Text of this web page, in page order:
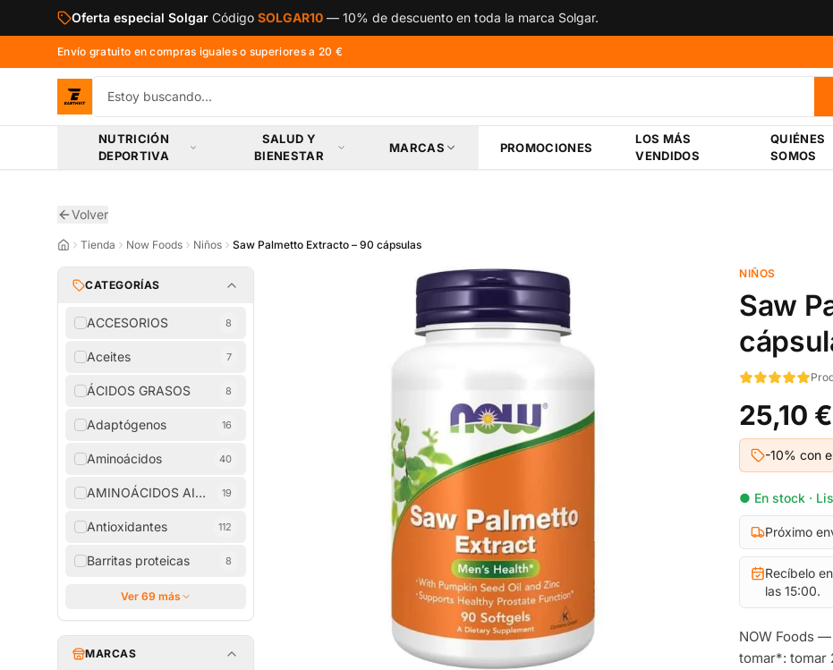
Saltar al contenido principal
Oferta especial Solgar Código SOLGAR10 — 10% de descuento en toda la marca Solgar.
Envío gratuito en compras iguales o superiores a 20 €
NUTRICIÓN
DEPORTIVA
SALUD Y
BIENESTAR
MARCAS PROMOCIONES
LOS MÁS
VENDIDOS
QUIÉNES
SOMOS
Volver
Tienda Now Foods Niños Saw Palmetto Extracto – 90 cápsulas
CATEGORÍAS
ACCESORIOS 8
Aceites 7
ÁCIDOS GRASOS 8
Adaptógenos 16
Aminoácidos 40
AMINOÁCIDOS AISLADOS
19
Antioxidantes 112
Barritas proteicas 8
Ver 69 más
MARCAS
NIÑOS
Saw
25,10 €
-10% con
● En stock ·
Próximo
Recíbelo
las 15:00.
NOW Foods
tomar*: tomar